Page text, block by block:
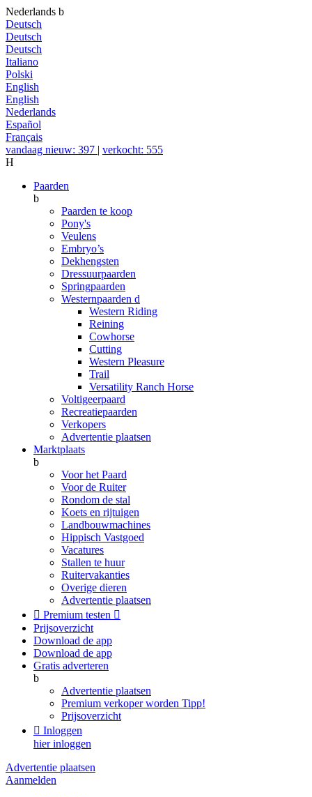
Nederlands b
Deutsch
Deutsch
Deutsch
Italiano
Polski
English
English
Nederlands
Español
Français
vandaag nieuw: 397 | verkocht: 555
H
Paarden
b
Paarden te koop
Pony's
Veulens
Embryo’s
Dekhengsten
Dressuurpaarden
Springpaarden
Westernpaarden d
Western Riding
Reining
Cowhorse
Cutting
Western Pleasure
Trail
Versatility Ranch Horse
Voltigeerpaard
Recreatiepaarden
Verkopers
Advertentie plaatsen
Marktplaats
b
Voor het Paard
Voor de Ruiter
Rondom de stal
Koets en rijtuigen
Landbouwmachines
Hippisch Vastgoed
Vacatures
Stallen te huur
Ruitervakanties
Overige dieren
Advertentie plaatsen
 Premium testen 
Prijsoverzicht
Download de app
Download de app
Gratis adverteren
b
Advertentie plaatsen
Premium verkoper worden Tipp!
Prijsoverzicht
 Inloggen
hier inloggen
Advertentie plaatsen
Aanmelden